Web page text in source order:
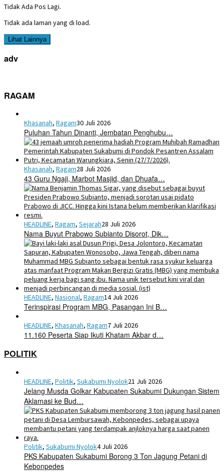
Tidak Ada Pos Lagi.
Tidak ada laman yang di load.
Lihat Lainnya
adv
RAGAM
Khasanah, Ragam30 Juli 2026
Puluhan Tahun Dinanti, Jembatan Penghubu…
Khasanah, Ragam28 Juli 2026
43 Guru Ngaji, Marbot Masjid, dan Dhuafa…
HEADLINE, Ragam, Sejarah28 Juli 2026
Nama Buyut Prabowo Subianto Disorot, Dik…
HEADLINE, Nasional, Ragam14 Juli 2026
Terinspirasi Program MBG, Pasangan Ini B…
HEADLINE, Khasanah, Ragam7 Juli 2026
11.160 Peserta Siap Ikuti Khatam Akbar d…
POLITIK
HEADLINE, Politik, Sukabumi Nyolok21 Juli 2026
Jelang Musda Golkar Kabupaten Sukabumi Dukungan Sistem
Aklamasi ke Bud…
Politik, Sukabumi Nyolok4 Juli 2026
PKS Kabupaten Sukabumi Borong 3 Ton Jagung Petani di
Kebonpedes